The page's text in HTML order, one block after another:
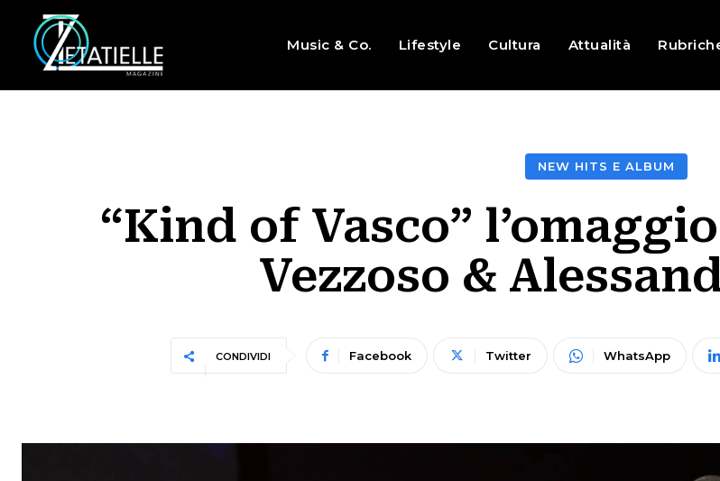
Music & Co. Lifestyle Cultura Attualità
NEW HITS E ALBUM
“Kind of Vasco”
Vezzoso &
CONDIVIDI Facebook Twitter WhatsApp